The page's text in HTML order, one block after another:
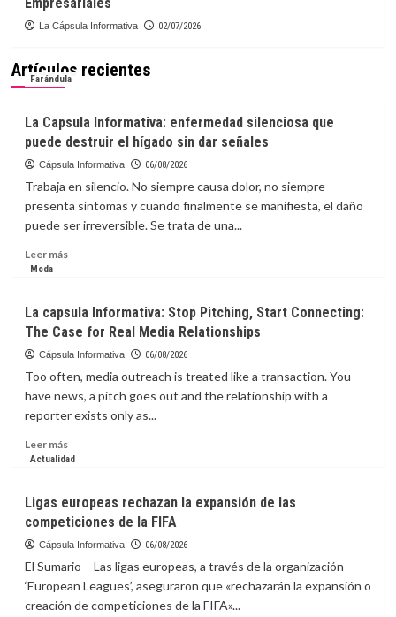
La Cápsula Informativa 02/07/2026
Artículos recientes
Farándula
La Capsula Informativa: enfermedad silenciosa que
puede destruir el hígado sin dar señales
Cápsula Informativa 06/08/2026
Trabaja en silencio. No siempre causa dolor, no siempre
presenta síntomas y cuando finalmente se manifiesta, el daño
puede ser irreversible. Se trata de una...
Leer másLeer
Capsula
Informativa:
enfermedad
que
puede
destruir
hígado
señales
Moda
La capsula Informativa: Stop Pitching, Start Connecting:
The Case for Real Media Relationships
Cápsula Informativa 06/08/2026
Too often, media outreach is treated like a transaction. You
have news, a pitch goes out and the relationship with a
reporter exists only as...
Leer másLeer
más
capsula
Informativa:
Stop
Start
Connecting:
The
Actualidad
Ligas europeas rechazan la expansión de las
competiciones de la FIFA
Cápsula Informativa 06/08/2026
El Sumario – Las ligas europeas, a través de la organización
‘European Leagues’, aseguraron que «rechazarán la expansión o
creación de competiciones de la FIFA»...